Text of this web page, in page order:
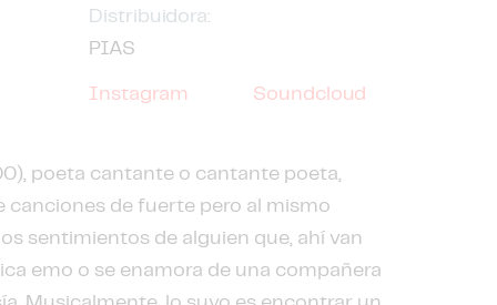
Distribuidora:
PIAS
Instagram Soundcloud
poeta cantante o cantante poeta,
canciones de fuerte pero al mismo
sentimientos de alguien que, ahí van
emo o se enamora de una compañera